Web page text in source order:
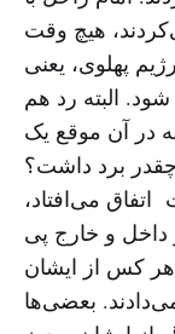
هیچ وقت
پهلوی، یعنی
البته رد هم
در آن موقع یک
برد داشت؟
می‌افتاد،
داخل و خارج پی
کس از ایشان
بعضی‌ها